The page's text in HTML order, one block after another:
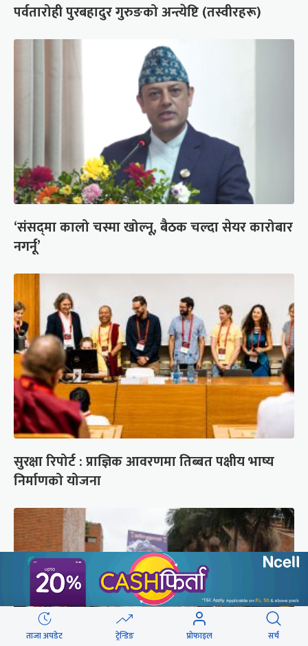
पर्वतारोही पुरबहादुर गुरुङको अन्त्येष्टि (तस्वीरहरू)
‘संसद्‍मा कालो चस्मा खोल्नू, बैठक चल्दा सेयर कारोबार
नगर्नू’
सुरक्षा रिपोर्ट : प्राज्ञिक आवरणमा तिब्बत पक्षीय भाष्य
निर्माणको योजना
ताजा अपडेट ट्रेन्डिङ प्रोफाइल सर्च